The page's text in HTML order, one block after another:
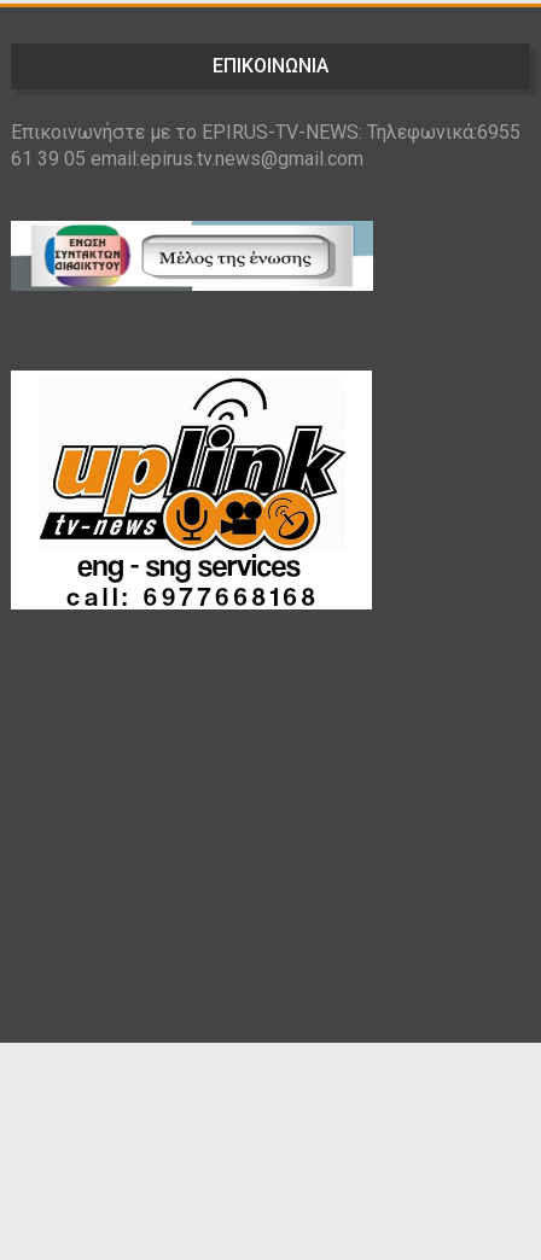
ΕΠΙΚΟΙΝΩΝΙΑ
Επικοινωνήστε με το EPIRUS-TV-NEWS: Τηλεφωνικά:6955
61 39 05 email:epirus.tv.news@gmail.com